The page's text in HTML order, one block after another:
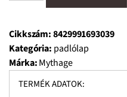
Cikkszám:8429991693039
Kategória: padlólap
Márka:Mythage
TERMÉK ADATOK: